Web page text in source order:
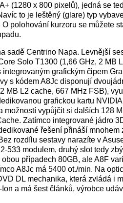
(1280 x 800 pixelů), jedná se
to je leštěný (glare) typ
polohování kurzoru se můžete
sadě Centrino Napa. Levnější
Solo T1300 (1,66 GHz, 2 MB
integrovaným grafickým čipem
s kódem A8Jc disponují
MB L2 cache, 667 MHz FSB),
grafickou kartu
možností vypůjčit si dalších 128
Zatímco integrované jádro
řešení přináší mnohem
rozdílu sestavy narazíte v
533 modulem, druhý slot tedy
případech 80GB, ale A8F
A8Jc má 5400 ot./min. Na
DL mechanika, která zvládá i
a má šest článků, výrobce